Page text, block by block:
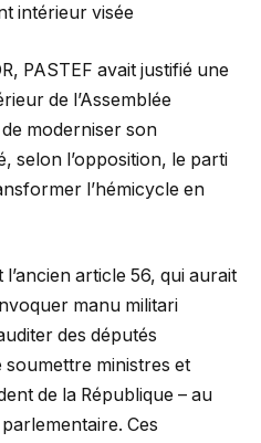
intérieur visée
PASTEF avait justifié une
de l’Assemblée
moderniser son
selon l’opposition, le parti
l’hémicycle en
article 56, qui aurait
manu militari
des députés
soumettre ministres et
de la République – au
Ces